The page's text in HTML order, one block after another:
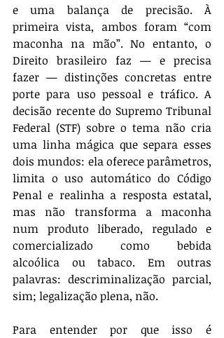
e uma balança de precisão. À
primeira vista, ambos foram “com
maconha na mão”. No entanto, o
Direito brasileiro faz — e precisa
fazer — distinções concretas entre
porte para uso pessoal e tráfico. A
decisão recente do Supremo Tribunal
Federal (STF) sobre o tema não cria
uma linha mágica que separa esses
dois mundos: ela oferece parâmetros,
limita o uso automático do Código
Penal e realinha a resposta estatal,
mas não transforma a maconha
num produto liberado, regulado e
comercializado como bebida
alcoólica ou tabaco. Em outras
palavras: descriminalização parcial,
sim; legalização plena, não.
Para entender por que isso é